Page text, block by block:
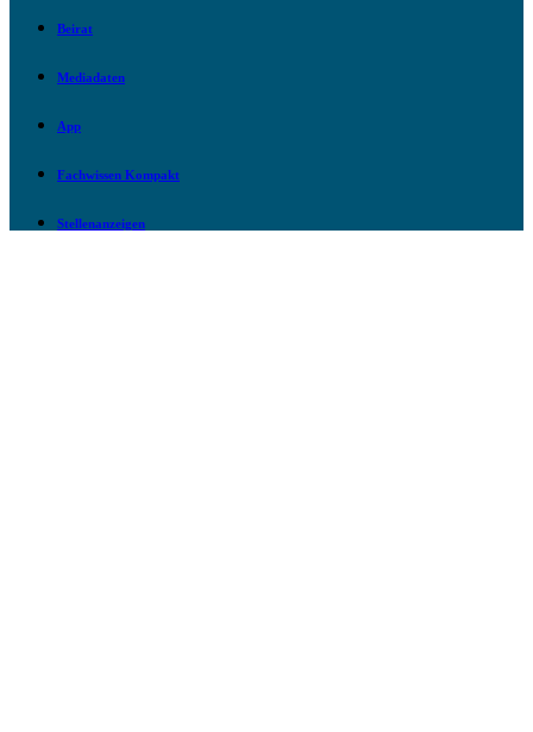
Beirat
Mediadaten
App
Fachwissen Kompakt
Stellenanzeigen